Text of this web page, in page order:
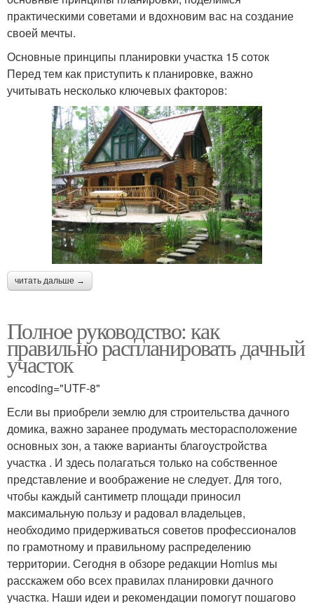
практическими советами и вдохновим вас на создание
своей мечты.
Основные принципы планировки участка 15 соток
Перед тем как приступить к планировке, важно
учитывать несколько ключевых факторов:
читать дальше →
Полное руководство: как
правильно распланировать дачный
участок
encoding="UTF-8"
Если вы приобрели землю для строительства дачного
домика, важно заранее продумать месторасположение
основных зон, а также варианты благоустройства
участка . И здесь полагаться только на собственное
представление и воображение не следует. Для того,
чтобы каждый сантиметр площади приносил
максимальную пользу и радовал владельцев,
необходимо придерживаться советов профессионалов
по грамотному и правильному распределению
территории. Сегодня в обзоре редакции Homius мы
расскажем обо всех правилах планировки дачного
участка. Наши идеи и рекомендации помогут пошагово